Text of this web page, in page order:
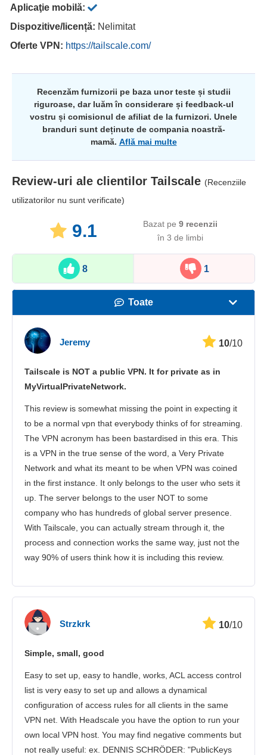
Aplicaţie mobilă:
Dispozitive/licență: Nelimitat
Oferte VPN: https://tailscale.com/
Recenzăm furnizorii pe baza unor teste și studii
riguroase, dar luăm în considerare și feedback-ul
vostru și comisionul de afiliat de la furnizori. Unele
branduri sunt deținute de compania noastră-
mamă. Află mai multe
Review-uri ale clientilor Tailscale (Recenziile
utilizatorilor nu sunt verificate)
9.1 Bazat pe9 recenzii
în 3 de limbi​
8 1
Toate
Asistență pentru clienți
Jeremy 10/10
Tailscale is NOT a public VPN. It for private as in
MyVirtualPrivateNetwork.
This review is somewhat missing the point in expecting it
to be a normal vpn that everybody thinks of for streaming.
The VPN acronym has been bastardised in this era. This
is a VPN in the true sense of the word, a Very Private
Network and what its meant to be when VPN was coined
in the first instance. It only belongs to the user who sets it
up. The server belongs to the user NOT to some
company who has hundreds of global server presence.
With Tailscale, you can actually stream through it, the
process and connection works the same way, just not the
way 90% of users think how it is including this review.
Strzkrk 10/10
Simple, small, good
Easy to set up, easy to handle, works, ACL access control
list is very easy to set up and allows a dynamical
configuration of access rules for all clients in the same
VPN net. With Headscale you have the option to run your
own local VPN host. You may find negative comments but
not really useful: ex. DENNIS SCHRÖDER: "PublicKeys